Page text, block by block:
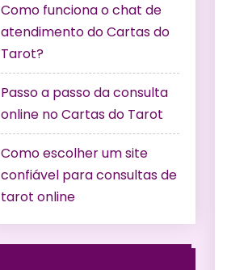
Como funciona o chat de
atendimento do Cartas do
Tarot?
Passo a passo da consulta
online no Cartas do Tarot
Como escolher um site
confiável para consultas de
tarot online